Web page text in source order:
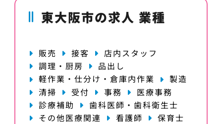
東大阪市の求人 業種
販売 接客
店内スタッフ
調理・厨房
品出し
軽作業・仕分け・倉庫内作業
製造
清掃
受付 事務
医療事務
診療補助
歯科医師・歯科衛生士
その他医療関連
看護師
保育士